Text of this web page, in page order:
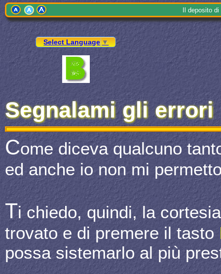
deposito di
Select Language▼
Segnalami gli errori
Come diceva qualcuno
ed anche io non mi
Ti chiedo, quindi, la
trovato e di premere il tasto
possa sistemarlo al più